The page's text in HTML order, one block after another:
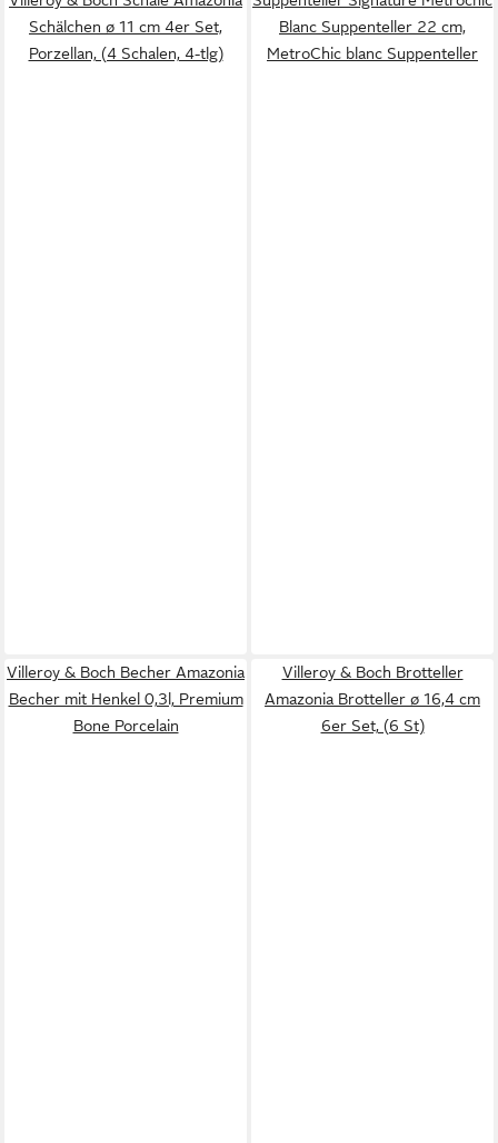
Schälchen ø 11 cm 4er Set,
Porzellan, (4 Schalen, 4-tlg)
Blanc Suppenteller 22 cm,
MetroChic blanc Suppenteller
Villeroy & Boch Becher Amazonia
Becher mit Henkel 0,3l, Premium
Bone Porcelain
Villeroy & Boch Brotteller
Amazonia Brotteller ø 16,4 cm
6er Set, (6 St)